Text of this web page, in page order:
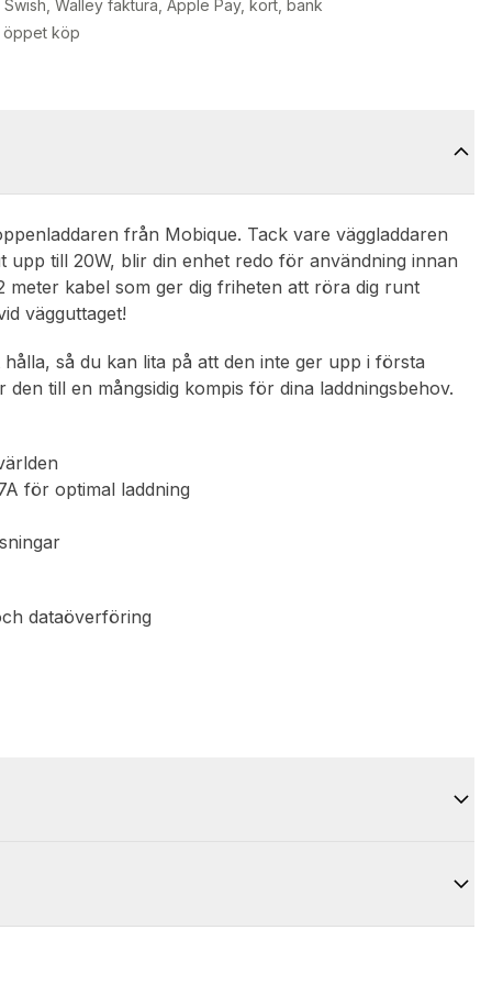
Swish, Walley faktura, Apple Pay, kort, bank
öppet köp
från Mobique. Tack vare väggladdaren
till 20W, blir din enhet redo för användning innan
meter kabel som ger dig friheten att röra dig runt
vägguttaget!
så du kan lita på att den inte ger upp i första
till en mångsidig kompis för dina laddningsbehov.
för optimal laddning
dataöverföring